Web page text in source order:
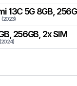
13C 5G 8GB,
(2023)
256GB, 2x SIM
(2024)